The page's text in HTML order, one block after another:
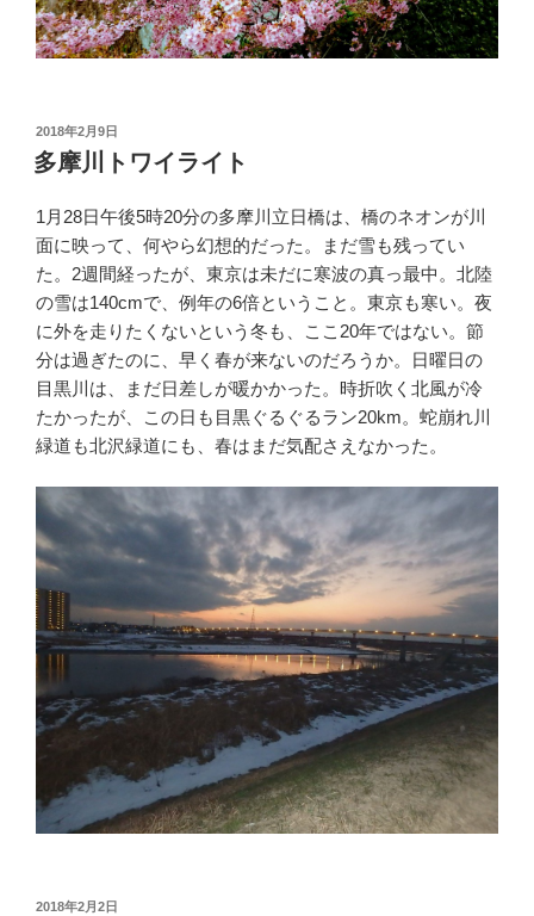
投
稿
日:
2018年2月9日
多摩川トワイライト
1月28日午後5時20分の多摩川立日橋は、橋のネオンが川
面に映って、何やら幻想的だった。まだ雪も残ってい
た。2週間経ったが、東京は未だに寒波の真っ最中。北陸
の雪は140cmで、例年の6倍ということ。東京も寒い。夜
に外を走りたくないという冬も、ここ20年ではない。節
分は過ぎたのに、早く春が来ないのだろうか。日曜日の
目黒川は、まだ日差しが暖かかった。時折吹く北風が冷
たかったが、この日も目黒ぐるぐるラン20km。蛇崩れ川
緑道も北沢緑道にも、春はまだ気配さえなかった。
投
2018年2月2日